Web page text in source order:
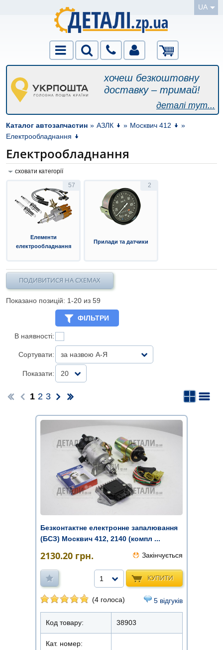
UA
хочеш безкоштовну
доставку – тримай!
деталі тут...
Каталог автозапчастин » АЗЛК » Москвич 412
»
Електрообладнання
Електрообладнання
сховати категорії
57
Елементи
електрообладнання
2
Прилади та датчики
ПОДИВИТИСЯ НА СХЕМАХ
Показано позицій: 1-20 из 59
ФІЛЬТРИ
В наявності:
Сортувати: за назвою А-Я
Показати: 20
1 2 3
Безконтактне електронне запалювання
(БСЗ) Москвич 412, 2140 (компл ...
2130.20 грн. Закінчується
КУПИТИ
1
(4 голоса) 5 відгуків
Код товару: 38903
Кат. номер: